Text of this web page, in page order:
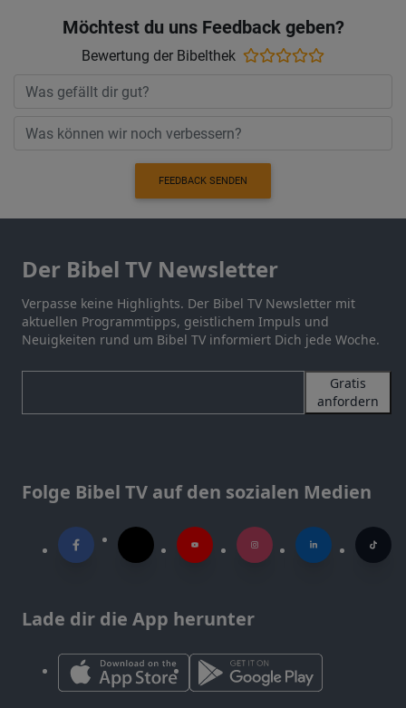
Möchtest du uns Feedback geben?
Bewertung der Bibelthek
FEEDBACK SENDEN
Der Bibel TV Newsletter
Verpasse keine Highlights. Der Bibel TV Newsletter mit
aktuellen Programmtipps, geistlichem Impuls und
Neuigkeiten rund um Bibel TV informiert Dich jede Woche.
Gratis
anfordern
Folge Bibel TV auf den sozialen Medien
Lade dir die App herunter